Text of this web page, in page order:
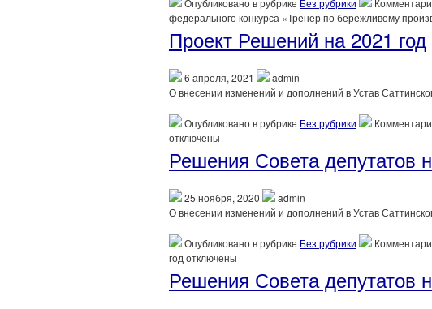
Опубликовано в рубрике Без рубрики
федерального конкурса «Тренер по бережливому
Проект Решений на 2021 год
6 апреля, 2021
admin
О внесении изменений и дополнений в Устав
Опубликовано в рубрике Без рубрики
отключены
Решения Совета депутатов
25 ноября, 2020
admin
О внесении изменений и дополнений в Устав
Опубликовано в рубрике Без рубрики
год отключены
Решения Совета депутатов